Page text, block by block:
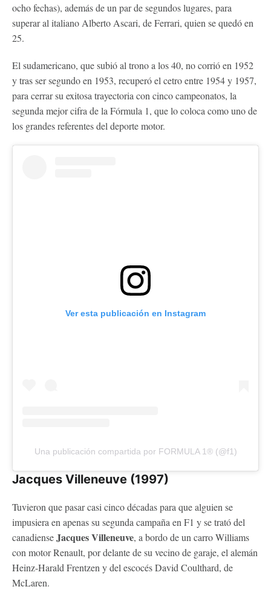
ocho fechas), además de un par de segundos lugares, para
superar al italiano Alberto Ascari, de Ferrari, quien se quedó en
25.
El sudamericano, que subió al trono a los 40, no corrió en 1952
y tras ser segundo en 1953, recuperó el cetro entre 1954 y 1957,
para cerrar su exitosa trayectoria con cinco campeonatos, la
segunda mejor cifra de la Fórmula 1, que lo coloca como uno de
los grandes referentes del deporte motor.
Ver esta publicación en Instagram
Una publicación compartida por FORMULA 1® (@f1)
Jacques Villeneuve (1997)
Tuvieron que pasar casi cinco décadas para que alguien se
impusiera en apenas su segunda campaña en F1 y se trató del
canadienseJacques Villeneuve, a bordo de un carro Williams
con motor Renault, por delante de su vecino de garaje, el alemán
Heinz-Harald Frentzen y del escocés David Coulthard, de
McLaren.